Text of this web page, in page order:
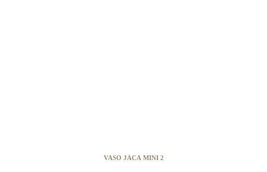
VASO JACA MINI 2